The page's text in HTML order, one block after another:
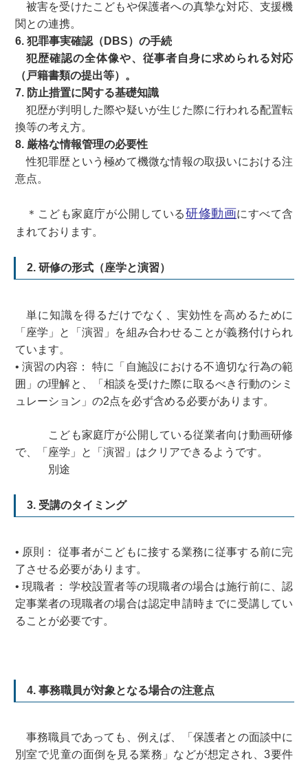
被害を受けたこどもや保護者への真摯な対応、支援機
関との連携。
6. 犯罪事実確認（DBS）の手続
犯歴確認の全体像や、従事者自身に求められる対応
（戸籍書類の提出等）。
7. 防止措置に関する基礎知識
犯歴が判明した際や疑いが生じた際に行われる配置転
換等の考え方。
8. 厳格な情報管理の必要性
性犯罪歴という極めて機微な情報の取扱いにおける注
意点。
＊こども家庭庁が公開している研修動画にすべて含
まれております。
2. 研修の形式（座学と演習）
単に知識を得るだけでなく、実効性を高めるために
「座学」と「演習」を組み合わせることが義務付けられ
ています。
• 演習の内容： 特に「自施設における不適切な行為の範
囲」の理解と、「相談を受けた際に取るべき行動のシミ
ュレーション」の2点を必ず含める必要があります。
こども家庭庁が公開している従業者向け動画研修
で、「座学」と「演習」はクリアできるようです。
別途
3. 受講のタイミング
• 原則： 従事者がこどもに接する業務に従事する前に完
了させる必要があります。
• 現職者： 学校設置者等の現職者の場合は施行前に、認
定事業者の現職者の場合は認定申請時までに受講してい
ることが必要です。
4. 事務職員が対象となる場合の注意点
事務職員であっても、例えば、「保護者との面談中に
別室で児童の面倒を見る業務」などが想定され、3要件